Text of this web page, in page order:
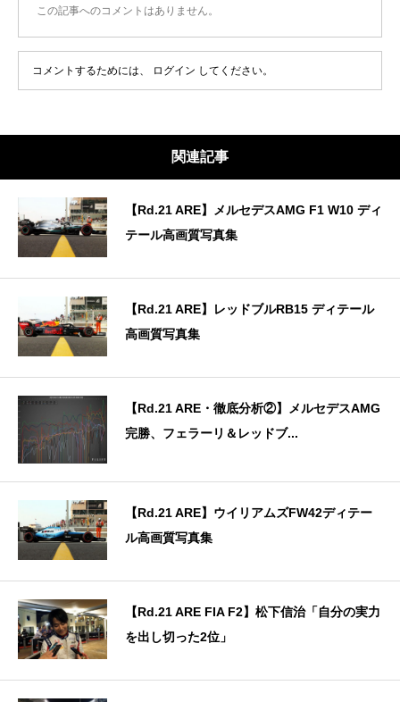
この記事へのコメントはありません。
コメントするためには、 ログイン してください。
関連記事
【Rd.21 ARE】メルセデスAMG F1 W10 ディ
テール高画質写真集
【Rd.21 ARE】レッドブルRB15 ディテール
高画質写真集
【Rd.21 ARE・徹底分析②】メルセデスAMG
完勝、フェラーリ＆レッドブ...
【Rd.21 ARE】ウイリアムズFW42ディテー
ル高画質写真集
【Rd.21 ARE FIA F2】松下信治「自分の実力
を出し切った2位」